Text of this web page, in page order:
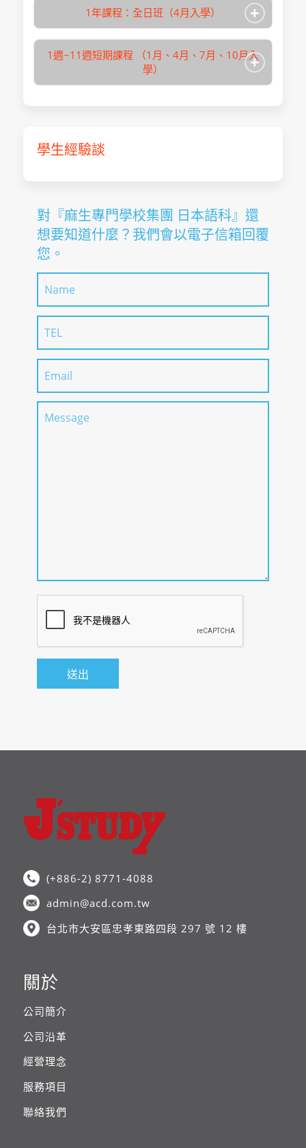
麻生專門學校集團
學習目的
11月15日前
報考方法說明
未設定
入學時必要日語程度
學校名稱
修業期間
總學習時數
1,200
取得學位/稱號
未設定
預定入學的同一年
報考方法說明
未設定
入學時必要日語程度
1年課程：全日班（4月入學） +
學校名稱
入學月
4月
總學習時數
850
學習目的
升學日本語
報名日期
報考方法說明
未設定
入學時必要日語程度
1週~11週短期課程 （1月、4月、7月、10月入
學）
+
學校名稱
日本語科
1月、4月、7月、
修業期間
1週~11週
總學習時數
學習目的
升學日本語
取得學位/稱號
報名日期
額滿為止
報考方法說明
入學時必要日語程度
未設定
學生經驗談
對『麻生專門學校集團 日本語科』還
想要知道什麼？我們會以電子信箱回覆
您。
(+886-2) 8771-4088
admin@acd.com.tw
台北市大安區忠孝東路四段 297 號 12 樓
關於
公司簡介
公司沿革
經營理念
服務項目
聯絡我們